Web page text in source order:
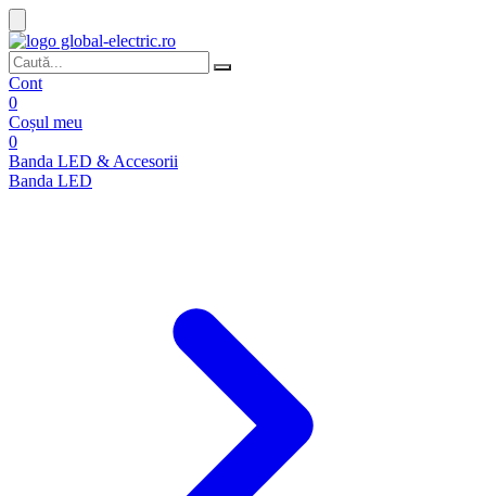
Cont
0
Coșul meu
0
Banda LED & Accesorii
Banda LED